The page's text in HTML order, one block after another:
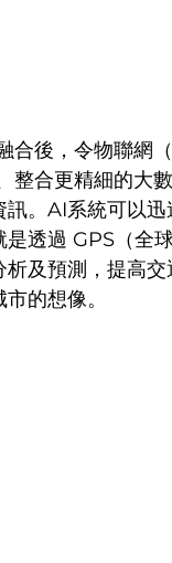
合後，令物聯
整合更精細的大
。AI系統可以迅
透過 GPS（全
及預測，提高
的想像。